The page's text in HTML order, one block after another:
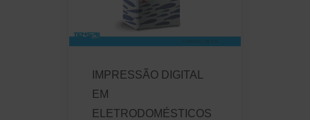
IMPRESSÃO DIGITAL
EM
ELETRODOMÉSTICOS